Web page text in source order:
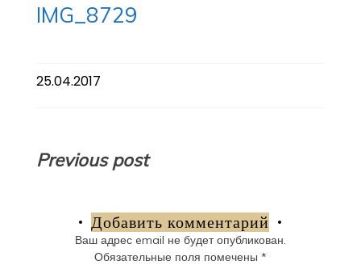
IMG_8729
25.04.2017
Навигация
записям
Previous post
Добавить комментарий
Ваш адрес email не будет опубликован.
Обязательные поля помечены *